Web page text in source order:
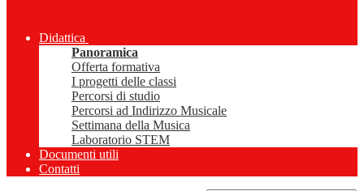
Didattica
Panoramica
Offerta formativa
I progetti delle classi
Percorsi di studio
Percorsi ad Indirizzo Musicale
Settimana della Musica
Laboratorio STEM
Documenti utili
Contatti